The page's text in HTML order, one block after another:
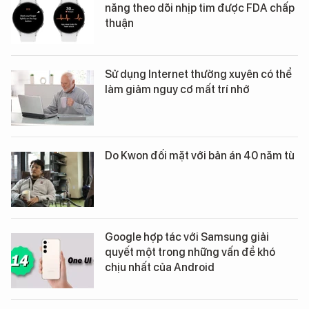
năng theo dõi nhịp tim được FDA chấp
thuận
Sử dụng Internet thường xuyên có thể
làm giảm nguy cơ mất trí nhớ
Do Kwon đối mặt với bản án 40 năm tù
Google hợp tác với Samsung giải
quyết một trong những vấn đề khó
chịu nhất của Android